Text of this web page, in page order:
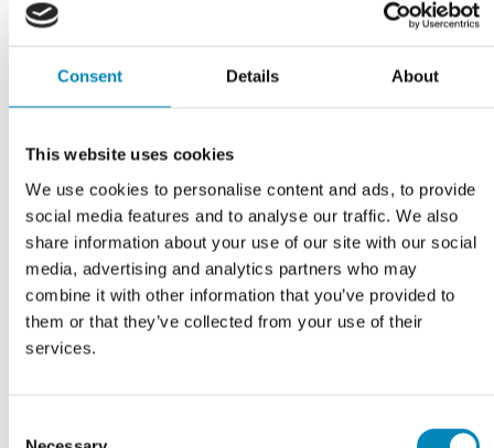
Consent Details About
This website uses cookies
We use cookies to personalise content and ads, to provide
social media features and to analyse our traffic. We also
share information about your use of our site with our social
media, advertising and analytics partners who may
combine it with other information that you’ve provided to
them or that they’ve collected from your use of their
services.
DKK 114,81